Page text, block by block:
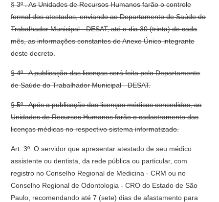
§ 3º . As Unidades de Recursos Humanos farão o controle
formal dos atestados, enviando ao Departamento de Saúde do
Trabalhador Municipal - DESAT, até o dia 30 (trinta) de cada
mês, as informações constantes do Anexo Único integrante
deste decreto.
§ 4º . A publicação das licenças será feita pelo Departamento
de Saúde do Trabalhador Municipal - DESAT.
§ 5º . Após a publicação das licenças médicas concedidas, as
Unidades de Recursos Humanos farão o cadastramento das
licenças médicas no respectivo sistema informatizado.
Art. 3º. O servidor que apresentar atestado de seu médico
assistente ou dentista, da rede pública ou particular, com
registro no Conselho Regional de Medicina - CRM ou no
Conselho Regional de Odontologia - CRO do Estado de São
Paulo, recomendando até 7 (sete) dias de afastamento para